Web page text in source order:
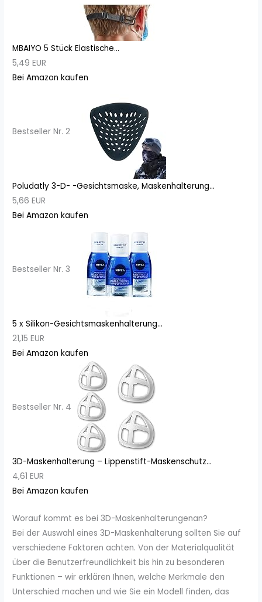
MBAIYO 5 Stück Elastische...
5,49 EUR
Bei Amazon kaufen
Bestseller Nr. 2
Poludatly 3-D- -Gesichtsmaske, Maskenhalterung...
5,66 EUR
Bei Amazon kaufen
Bestseller Nr. 3
5 x Silikon-Gesichtsmaskenhalterung...
21,15 EUR
Bei Amazon kaufen
Bestseller Nr. 4
3D-Maskenhalterung – Lippenstift-Maskenschutz...
4,61 EUR
Bei Amazon kaufen
Worauf kommt es bei 3D-Maskenhalterungenan?
Bei der Auswahl eines 3D-Maskenhalterung sollten Sie auf
verschiedene Faktoren achten. Von der Materialqualität
über die Benutzerfreundlichkeit bis hin zu besonderen
Funktionen – wir erklären Ihnen, welche Merkmale den
Unterschied machen und wie Sie ein Modell finden, das